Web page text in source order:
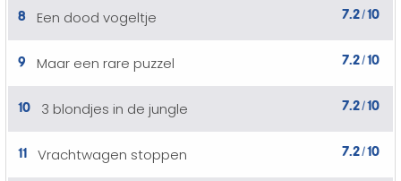
8 Een dood vogeltje 7.2/10
9 Maar een rare puzzel 7.2/10
10 3 blondjes in de jungle 7.2/10
11 Vrachtwagen stoppen 7.2/10